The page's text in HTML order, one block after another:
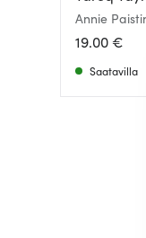
Annie
Musta
19.00 €
Saatavilla